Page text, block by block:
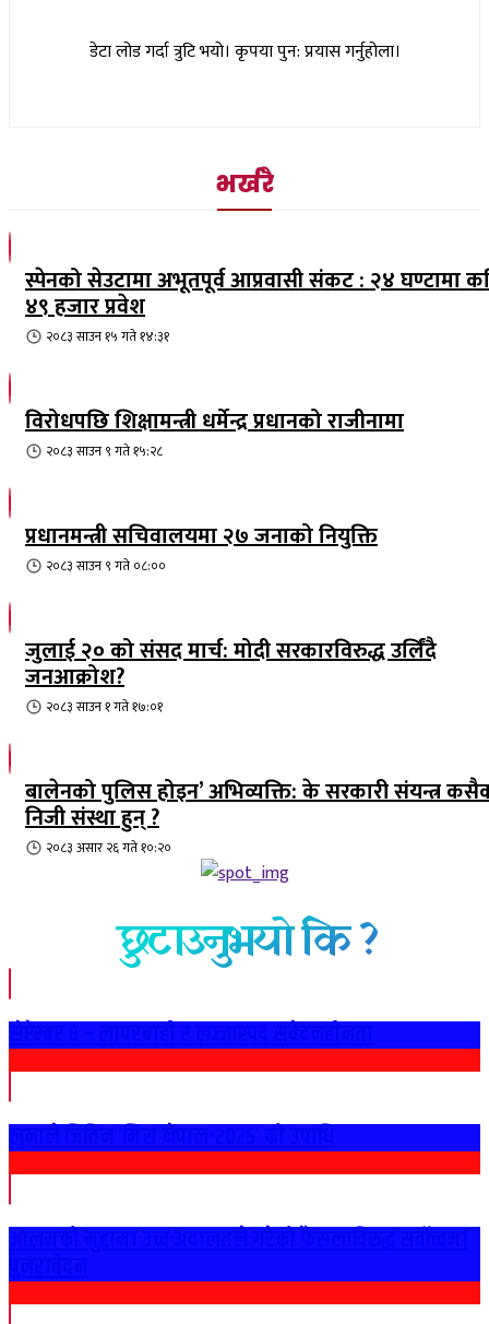
डेटा लोड गर्दा त्रुटि भयो। कृपया पुन: प्रयास गर्नुहोला।
भर्खरै
स्पेनको सेउटामा अभूतपूर्व आप्रवासी संकट : २४ घण्टामा
४९ हजार प्रवेश
२०८३ साउन १५ गते १४:३१
विरोधपछि शिक्षामन्त्री धर्मेन्द्र प्रधानको राजीनामा
२०८३ साउन ९ गते १५:२८
प्रधानमन्त्री सचिवालयमा २७ जनाको नियुक्ति
२०८३ साउन ९ गते ०८:००
जुलाई २० को संसद मार्च: मोदी सरकारविरुद्ध उर्लिंदै
जनआक्रोश?
२०८३ साउन १ गते १७:०१
बालेनको पुलिस होइन’ अभिव्यक्ति: के सरकारी संयन्त्र
निजी संस्था हुन् ?
२०८३ असार २६ गते १०:२०
छुटाउनुभयो कि ?